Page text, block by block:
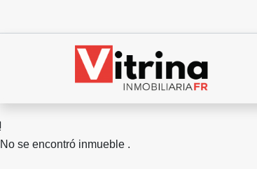
No se encontró inmueble .